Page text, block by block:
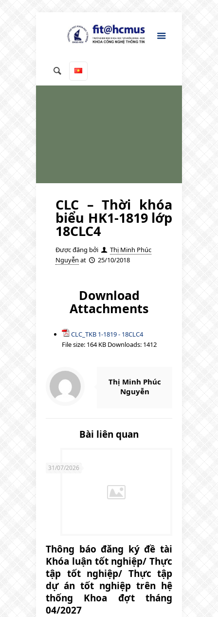
CLC – Thời khóa
biểu HK1-1819 lớp
18CLC4
Được đăng bởi
Thị Minh Phúc
Nguyễn at 25/10/2018
Download
Attachments
CLC_TKB 1-1819 - 18CLC4
File size:164 KB Downloads:1412
Thị Minh Phúc
Nguyễn
Bài liên quan
31/07/2026
Thông báo đăng ký đề tài
Khóa luận tốt nghiệp/ Thực
tập tốt nghiệp/ Thực tập
dự án tốt nghiệp trên hệ
thống Khoa đợt tháng
04/2027